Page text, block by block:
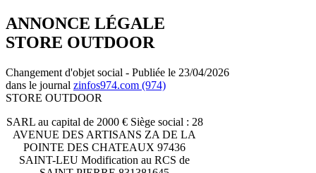
ANNONCE LÉGALE
STORE OUTDOOR
Changement d'objet social - Publiée le 23/04/2026
dans le journal zinfos974.com (974)
STORE OUTDOOR
SARL au capital de 2000 € Siège social : 28
AVENUE DES ARTISANS ZA DE LA
POINTE DES CHATEAUX 97436
SAINT-LEU Modification au RCS de